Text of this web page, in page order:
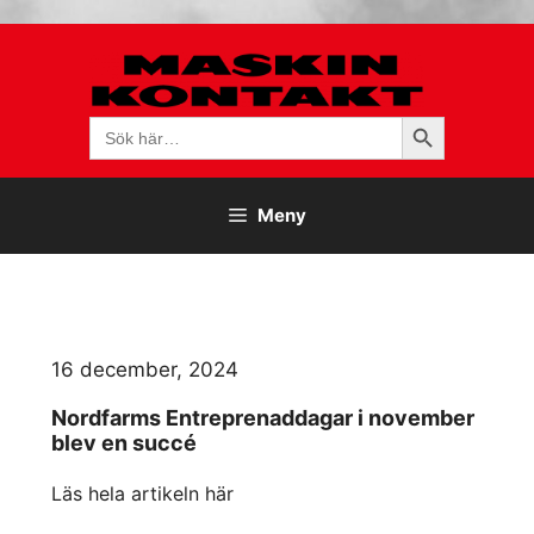
Sök
efter:
Sökknapp
Meny
16 december, 2024
Nordfarms Entreprenaddagar i november
blev en succé
Läs hela artikeln här